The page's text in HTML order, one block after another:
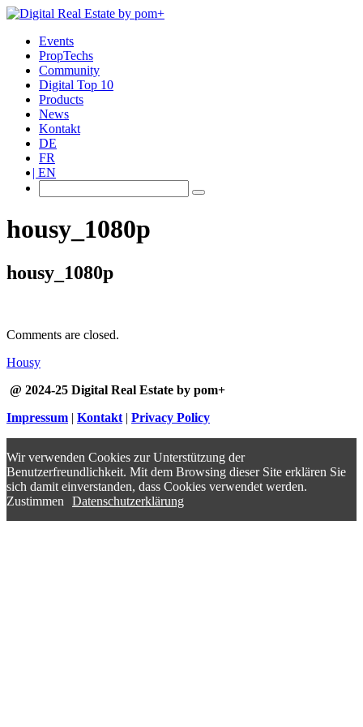
Events
PropTechs
Community
Digital Top 10
Products
News
Kontakt
DE
FR
EN
housy_1080p
housy_1080p
Comments are closed.
Housy
@ 2024-25 Digital Real Estate by pom+
Impressum | Kontakt | Privacy Policy
Wir verwenden Cookies zur Unterstützung der
Benutzerfreundlichkeit. Mit dem Browsing dieser Site erklären Sie
sich damit einverstanden, dass Cookies verwendet werden.
Zustimmen
Datenschutzerklärung